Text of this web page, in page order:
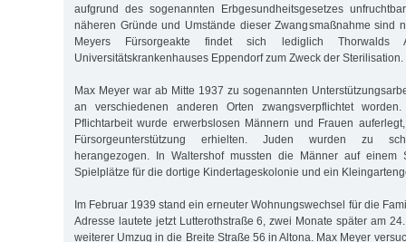
aufgrund des sogenannten Erbgesundheitsgesetzes
näheren Gründe und Umstände dieser Zwangsmaßnahme sind
Meyers Fürsorgeakte findet sich lediglich Thorwalds
Universitätskrankenhauses Eppendorf zum Zweck der Sterilisation.
Max Meyer war ab Mitte 1937 zu sogenannten
an verschiedenen anderen Orten zwangsverpflichtet
Pflichtarbeit wurde erwerbslosen Männern und Frauen
Fürsorgeunterstützung erhielten. Juden wurden zu
herangezogen. In Waltershof mussten die Männer auf einem
Spielplätze für die dortige Kindertageskolonie und ein
Im Februar 1939 stand ein erneuter Wohnungswechsel für die
Adresse lautete jetzt Lutterothstraße 6, zwei Monate später am
weiterer Umzug in die Breite Straße 56 in Altona. Max Meyer